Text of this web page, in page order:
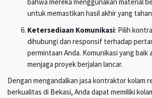
bahwa mereka menggunakan material
untuk memastikan hasil akhir yang
Ketersediaan Komunikasi: Pilih
dihubungi dan responsif terhadap
permintaan Anda. Komunikasi yang baik
menjaga proyek berjalan lancar.
Dengan mengandalkan jasa kontraktor kolam
berkualitas di Bekasi, Anda dapat memiliki